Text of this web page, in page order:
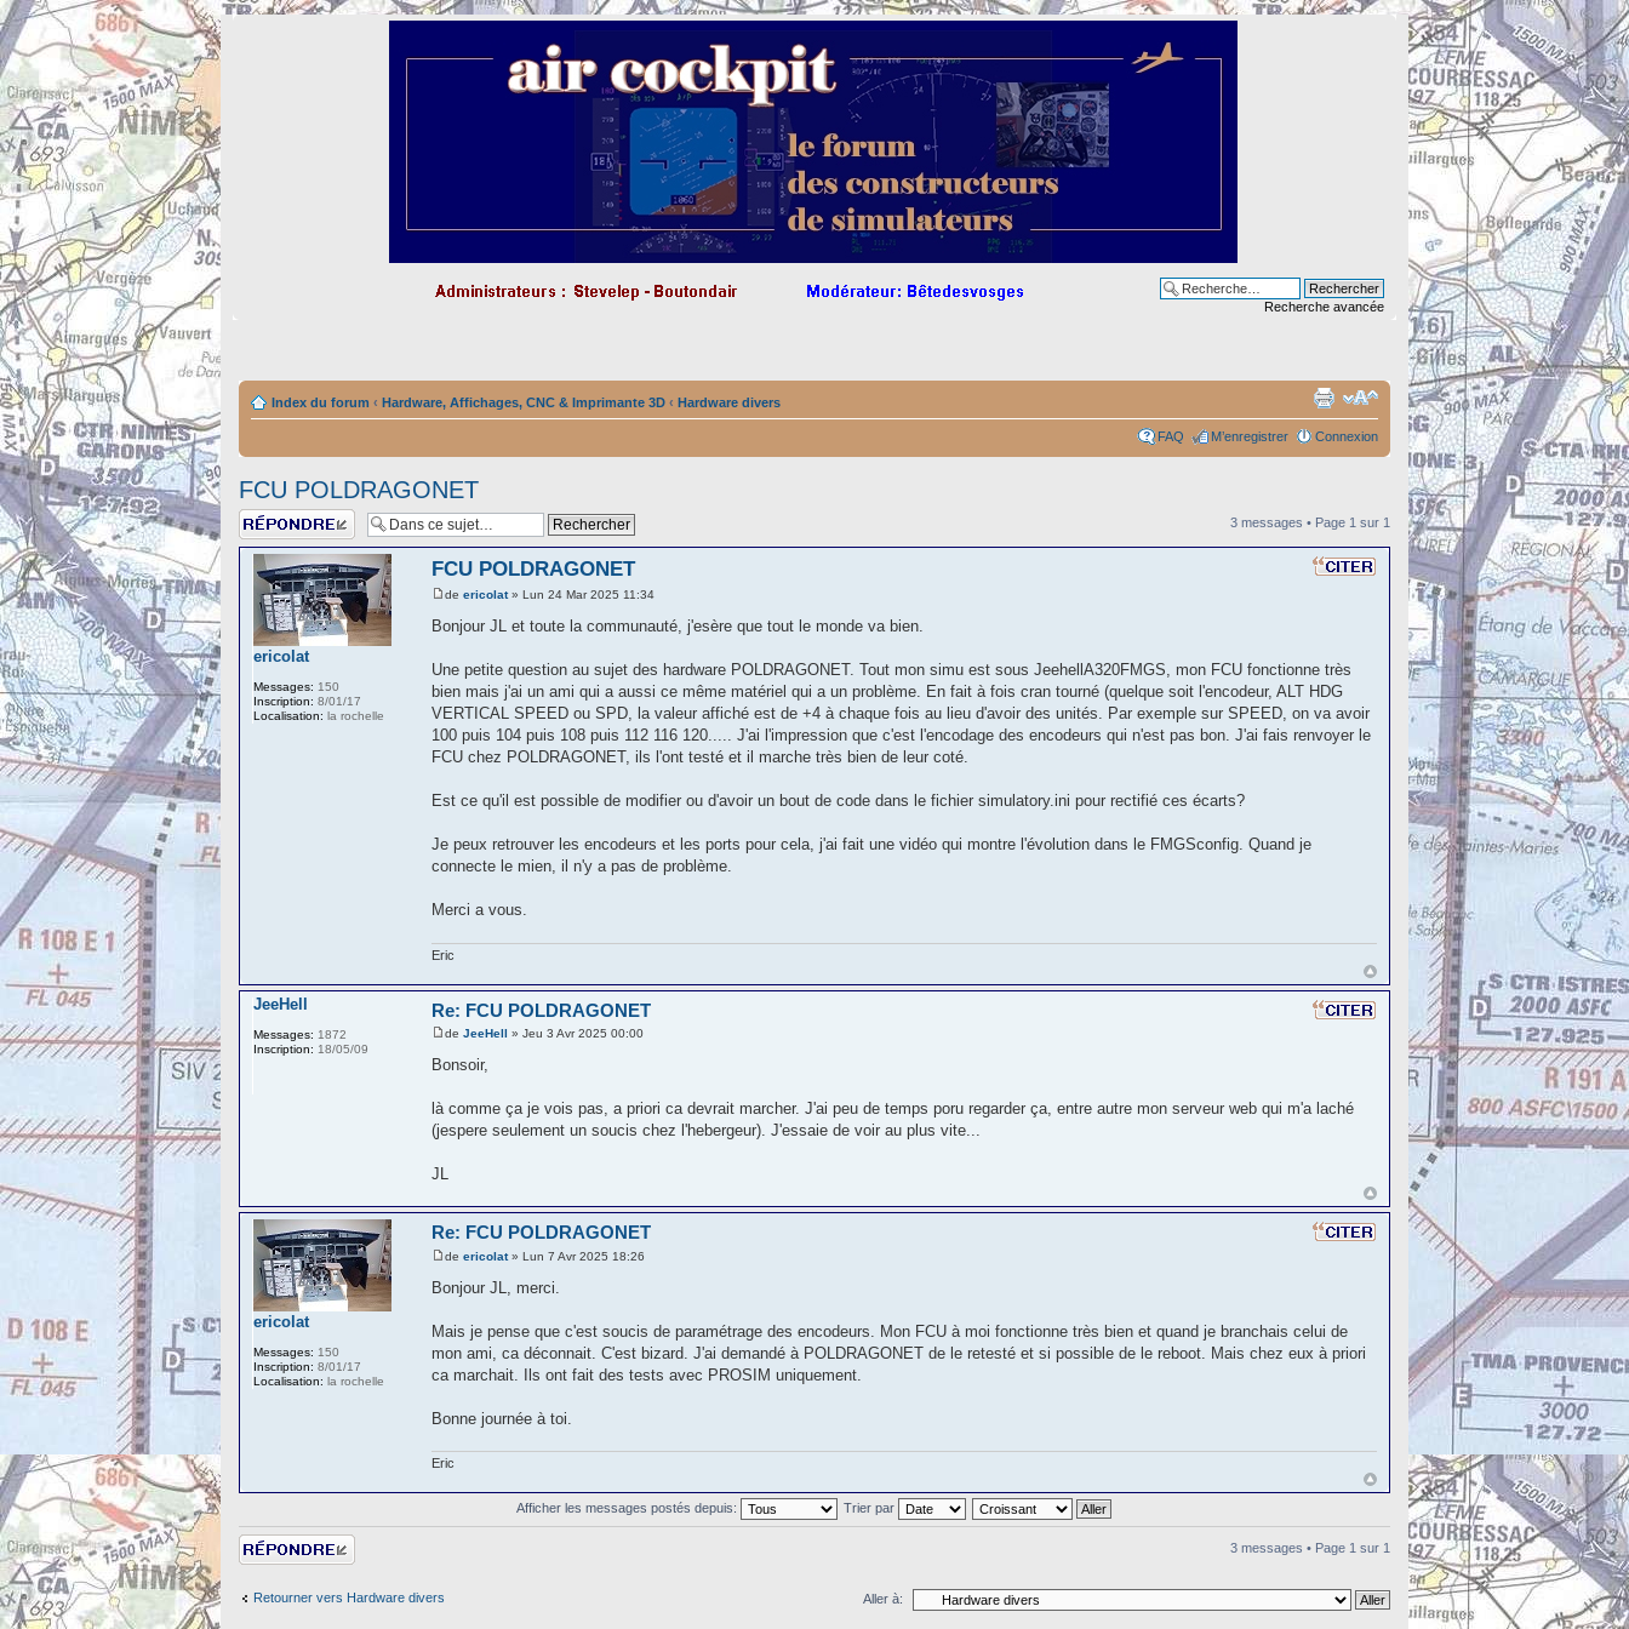
Recherche avancée
Index du forum ‹ Hardware, Affichages, CNC & Imprimante 3D ‹ Hardware divers
FAQ M’enregistrer Connexion
FCU POLDRAGONET
Répondre 3 messages • Page 1 sur 1
FCU POLDRAGONET
deericolat» Lun 24 Mar 2025 11:34
Bonjour JL et toute la communauté, j'esère que tout le monde va bien.
Une petite question au sujet des hardware POLDRAGONET. Tout mon simu est sous JeehellA320FMGS, mon FCU fonctionne très
bien mais j'ai un ami qui a aussi ce même matériel qui a un problème. En fait à fois cran tourné (quelque soit l'encodeur, ALT HDG
VERTICAL SPEED ou SPD, la valeur affiché est de +4 à chaque fois au lieu d'avoir des unités. Par exemple sur SPEED, on va avoir
100 puis 104 puis 108 puis 112 116 120..... J'ai l'impression que c'est l'encodage des encodeurs qui n'est pas bon. J'ai fais renvoyer le
FCU chez POLDRAGONET, ils l'ont testé et il marche très bien de leur coté.
Est ce qu'il est possible de modifier ou d'avoir un bout de code dans le fichier simulatory.ini pour rectifié ces écarts?
Je peux retrouver les encodeurs et les ports pour cela, j'ai fait une vidéo qui montre l'évolution dans le FMGSconfig. Quand je
connecte le mien, il n'y a pas de problème.
Merci a vous.
Eric
ericolat
Messages: 150
Inscription: 8/01/17
Localisation: la rochelle
Re: FCU POLDRAGONET
deJeeHell » Jeu 3 Avr 2025 00:00
Bonsoir,
là comme ça je vois pas, a priori ca devrait marcher. J'ai peu de temps poru regarder ça, entre autre mon serveur web qui m'a laché
(jespere seulement un soucis chez l'hebergeur). J'essaie de voir au plus vite...
JL
JeeHell
Messages: 1872
Inscription: 18/05/09
Re: FCU POLDRAGONET
deericolat» Lun 7 Avr 2025 18:26
Bonjour JL, merci.
Mais je pense que c'est soucis de paramétrage des encodeurs. Mon FCU à moi fonctionne très bien et quand je branchais celui de
mon ami, ca déconnait. C'est bizard. J'ai demandé à POLDRAGONET de le retesté et si possible de le reboot. Mais chez eux à priori
ca marchait. Ils ont fait des tests avec PROSIM uniquement.
Bonne journée à toi.
Eric
ericolat
Messages: 150
Inscription: 8/01/17
Localisation: la rochelle
Afficher les messages postés depuis: Trier par
Répondre 3 messages • Page 1 sur 1
Retourner vers Hardware divers Aller à: